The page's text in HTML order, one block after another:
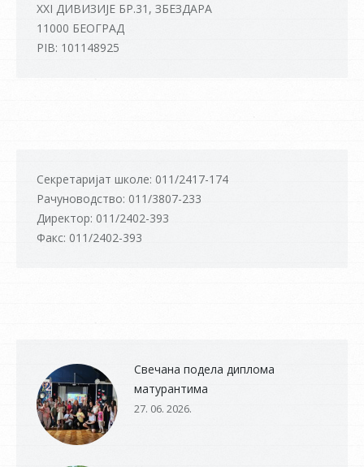
XXI ДИВИЗИЈЕ БР.31, ЗБЕЗДАРА
11000 БЕОГРАД
PIB: 101148925
Секретаријат школе: 011/2417-174
Рачуноводство: 011/3807-233
Директор: 011/2402-393
Факс: 011/2402-393
Свечана подела диплома
матурантима
27. 06. 2026.